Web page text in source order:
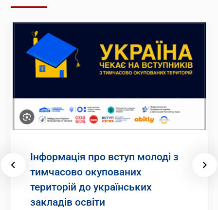
Інформація про вступ молоді з
тимчасово окупованих
територій до українських
закладів освіти